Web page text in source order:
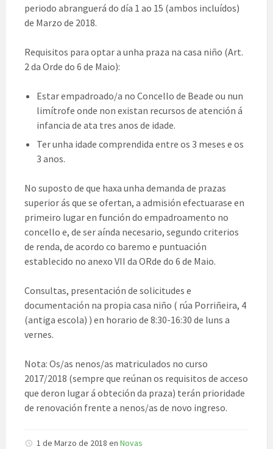
periodo abranguerá do día 1 ao 15 (ambos incluídos)
de Marzo de 2018.
Requisitos para optar a unha praza na casa niño (Art.
2 da Orde do 6 de Maio):
Estar empadroado/a no Concello de Beade ou nun
limítrofe onde non existan recursos de atención á
infancia de ata tres anos de idade.
Ter unha idade comprendida entre os 3 meses e os
3 anos.
No suposto de que haxa unha demanda de prazas
superior ás que se ofertan, a admisión efectuarase en
primeiro lugar en función do empadroamento no
concello e, de ser aínda necesario, segundo criterios
de renda, de acordo co baremo e puntuación
establecido no anexo VII da ORde do 6 de Maio.
Consultas, presentación de solicitudes e
documentación na propia casa niño ( rúa Porriñeira, 4
(antiga escola) ) en horario de 8:30-16:30 de luns a
vernes.
Nota: Os/as nenos/as matriculados no curso
2017/2018 (sempre que reúnan os requisitos de acceso
que deron lugar á obteción da praza) terán prioridade
de renovación frente a nenos/as de novo ingreso.
1 de Marzo de 2018 en Novas